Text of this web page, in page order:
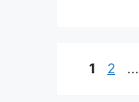
頁
1
頁
2 ...